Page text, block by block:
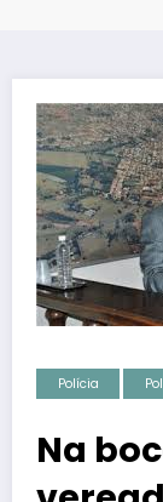
Polícia
Na